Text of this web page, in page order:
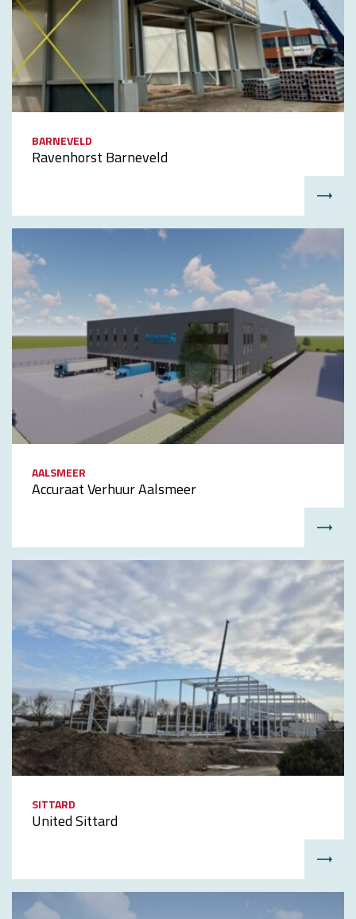
BARNEVELD
Ravenhorst Barneveld
AALSMEER
Accuraat Verhuur Aalsmeer
SITTARD
United Sittard